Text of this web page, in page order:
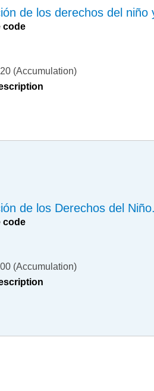
de los derechos del niño
code
(Accumulation)
de los Derechos del
code
(Accumulation)